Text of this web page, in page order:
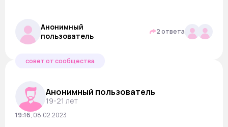
Анонимный
пользователь
2 ответа
совет от сообщества
Анонимный пользователь
19-21 лет
19:16, 08.02.2023